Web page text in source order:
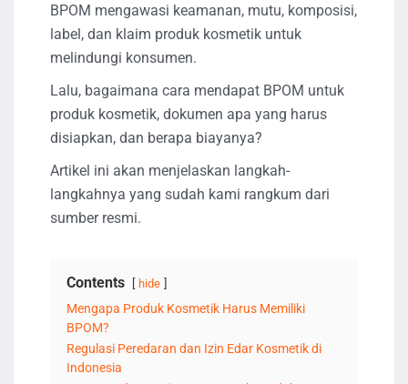
BPOM mengawasi keamanan, mutu, komposisi,
label, dan klaim produk kosmetik untuk
melindungi konsumen.
Lalu, bagaimana cara mendapat BPOM untuk
produk kosmetik, dokumen apa yang harus
disiapkan, dan berapa biayanya?
Artikel ini akan menjelaskan langkah-
langkahnya yang sudah kami rangkum dari
sumber resmi.
Contents hide
Mengapa Produk Kosmetik Harus Memiliki
BPOM?
Regulasi Peredaran dan Izin Edar Kosmetik di
Indonesia